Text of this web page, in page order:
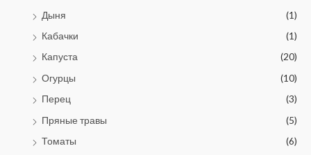
Дыня
(1)
Кабачки
(1)
Капуста
(20)
Огурцы
(10)
Перец
(3)
Пряные травы
(5)
Томаты
(6)